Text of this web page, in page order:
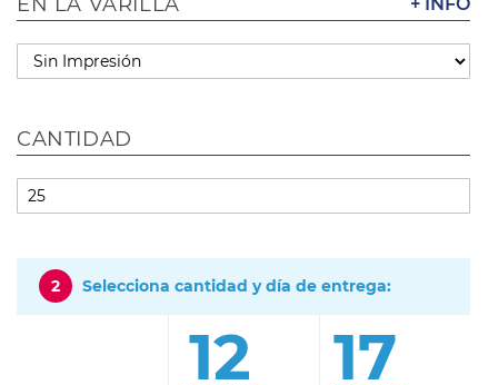
CANTIDAD
2 Selecciona cantidad y día de entrega:
12 17